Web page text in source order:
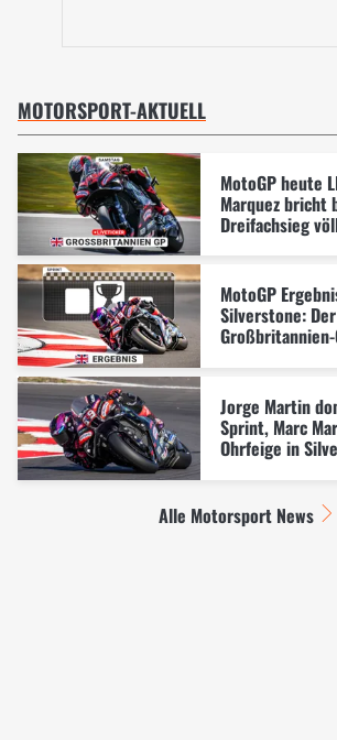
MOTORSPORT-AKTUELL
MotoGP heute
Marquez bricht
Dreifachsieg
MotoGP
Silverstone:
Jorge Martin
Sprint, Marc
Ohrfeige in
Alle Motorsport News